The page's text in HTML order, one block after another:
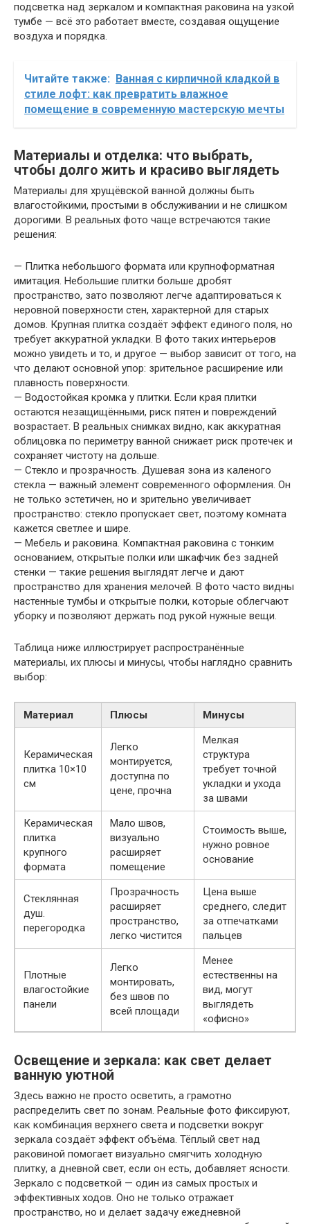
подсветка над зеркалом и компактная раковина на узкой
тумбе — всё это работает вместе, создавая ощущение
воздуха и порядка.
Читайте также:
Ванная с кирпичной кладкой в
стиле лофт: как превратить влажное
помещение в современную мастерскую мечты
Материалы и отделка: что выбрать,
чтобы долго жить и красиво выглядеть
Материалы для хрущёвской ванной должны быть
влагостойкими, простыми в обслуживании и не слишком
дорогими. В реальных фото чаще встречаются такие
решения:
— Плитка небольшого формата или крупноформатная
имитация. Небольшие плитки больше дробят
пространство, зато позволяют легче адаптироваться к
неровной поверхности стен, характерной для старых
домов. Крупная плитка создаёт эффект единого поля, но
требует аккуратной укладки. В фото таких интерьеров
можно увидеть и то, и другое — выбор зависит от того, на
что делают основной упор: зрительное расширение или
плавность поверхности.
— Водостойкая кромка у плитки. Если края плитки
остаются незащищёнными, риск пятен и повреждений
возрастает. В реальных снимках видно, как аккуратная
облицовка по периметру ванной снижает риск протечек и
сохраняет чистоту на дольше.
— Стекло и прозрачность. Душевая зона из каленого
стекла — важный элемент современного оформления. Он
не только эстетичен, но и зрительно увеличивает
пространство: стекло пропускает свет, поэтому комната
кажется светлее и шире.
— Мебель и раковина. Компактная раковина с тонким
основанием, открытые полки или шкафчик без задней
стенки — такие решения выглядят легче и дают
пространство для хранения мелочей. В фото часто видны
настенные тумбы и открытые полки, которые облегчают
уборку и позволяют держать под рукой нужные вещи.
Таблица ниже иллюстрирует распространённые
материалы, их плюсы и минусы, чтобы наглядно сравнить
выбор:
Материал Плюсы Минусы
Керамическая
плитка 10×10
см
Легко
монтируется,
доступна по
цене, прочна
Мелкая
структура
требует точной
укладки и ухода
за швами
Керамическая
плитка
крупного
формата
Мало швов,
визуально
расширяет
помещение
Стоимость выше,
нужно ровное
основание
Стеклянная
душ.
перегородка
Прозрачность
расширяет
пространство,
легко чистится
Цена выше
среднего, следит
за отпечатками
пальцев
Плотные
влагостойкие
панели
Легко
монтировать,
без швов по
всей площади
Менее
естественны на
вид, могут
выглядеть
«офисно»
Освещение и зеркала: как свет делает
ванную уютной
Здесь важно не просто осветить, а грамотно
распределить свет по зонам. Реальные фото фиксируют,
как комбинация верхнего света и подсветки вокруг
зеркала создаёт эффект объёма. Тёплый свет над
раковиной помогает визуально смягчить холодную
плитку, а дневной свет, если он есть, добавляет ясности.
Зеркало с подсветкой — один из самых простых и
эффективных ходов. Оно не только отражает
пространство, но и делает задачу ежедневной